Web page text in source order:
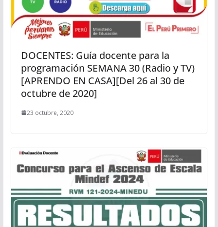
DOCENTES: Guía docente para la
programación SEMANA 30 (Radio y TV)
[APRENDO EN CASA][Del 26 al 30 de
octubre de 2020]
23 octubre, 2020